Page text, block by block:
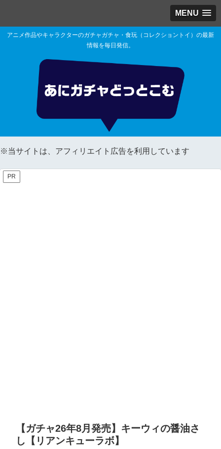
MENU
アニメ作品やキャラクターのガチャガチャ・食玩（コレクショントイ）の最新
情報を毎日発信。
※当サイトは、アフィリエイト広告を利用しています
PR
【ガチャ26年8月発売】キーウィの醤油さ
し【リアンキューラボ】